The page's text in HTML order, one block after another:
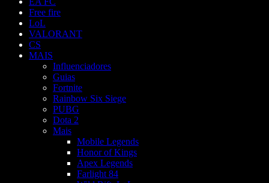
Free fire
LoL
VALORANT
CS
MAIS
Influenciadores
Guias
Fortnite
Rainbow Six Siege
PUBG
Dota 2
Mais
Mobile Legends
Honor of Kings
Apex Legends
Farlight 84